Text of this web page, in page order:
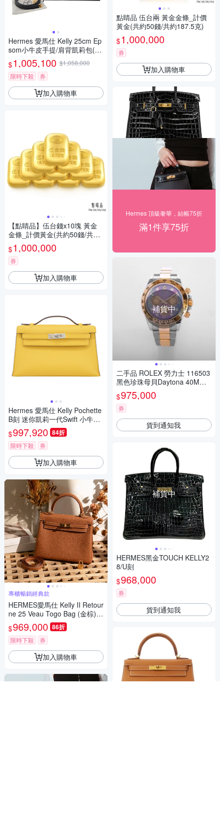
Hermes 愛馬仕 Kelly 25cm Ep
som小牛皮手提/肩背凱莉包(89
經典黑/W刻/金釦)
$1,005,100 $1,058,000
限時下殺
券
加入購物車
【點睛品】伍台錢x10塊 黃金
金條_計價黃金(共約50錢/共18
7.5克)
$1,000,000
券
加入購物車
Hermes 愛馬仕 Kelly Pochette
B刻 迷你凱莉一代Swift 小牛皮
手提包(9D琥珀黃/銀釦)
$997,920 84折
限時下殺 券
加入購物車
專櫃暢銷經典款
HERMES愛馬仕 Kelly II Retour
ne 25 Veau Togo Bag (金棕)
(H044624CC37)
$969,000 86折
限時下殺 券
加入購物車
點睛品 伍台兩 黃金金條_計價
黃金(共約50錢/共約187.5克)
$1,000,000
券
加入購物車
Hermes 頂級奢華，結帳75折
滿1件享75折
補貨中
二手品 ROLEX 勞力士 116503
黑色珍珠母貝Daytona 40MM
自動上鍊 (含2020年保卡及原
廠盒子)
$975,000
券
貨到通知我
補貨中
HERMES黑金TOUCH KELLY2
8/U刻
$968,000
券
貨到通知我